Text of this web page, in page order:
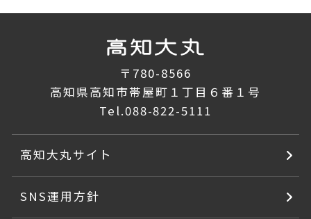
〒780-8566
高知県高知市帯屋町１丁目６番１号
Tel.088-822-5111
高知大丸サイト
SNS運用方針